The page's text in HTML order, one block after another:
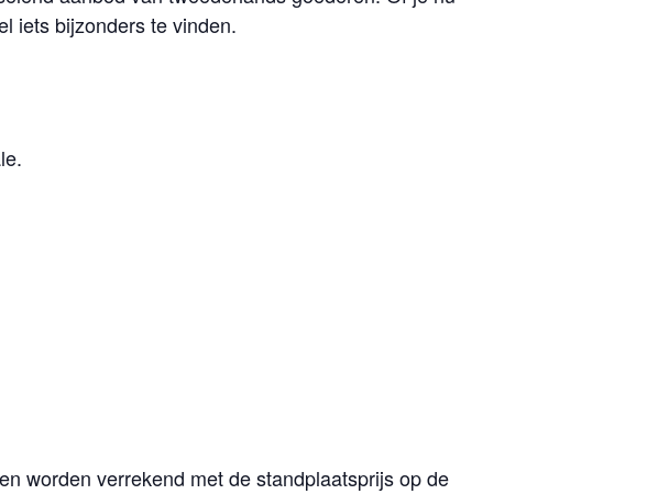
iets bijzonders te vinden.
worden verrekend met de standplaatsprijs op de